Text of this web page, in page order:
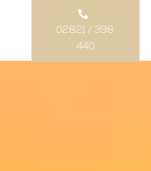
02821 / 398
440